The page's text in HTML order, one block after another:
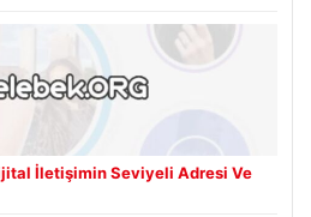
İletişimin Seviyeli Adresi Ve